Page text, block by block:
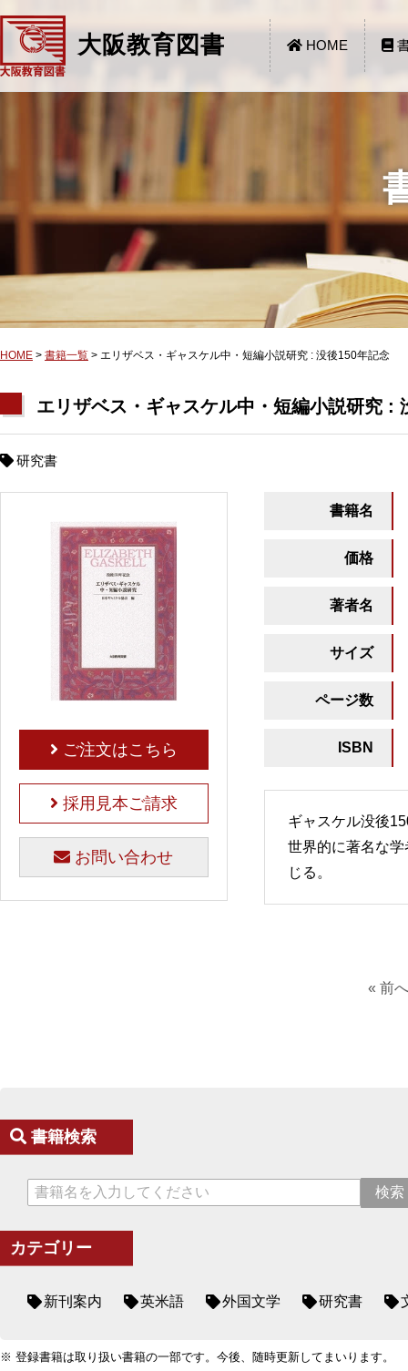
大阪教育図書 HOME
HOME > 書籍一覧 > エリザベス・ギャスケル中・短編小説研究 : 没後150年記念
エリザベス・ギャスケル中・短編小説研究 :
研究書
ご注文はこちら
採用見本ご請求
お問い合わせ
書籍名
価格
著者名
サイズ
ページ数
ISBN
ギャスケル没後
世界的に著名な
じる。
« 前へ
書籍検索
カテゴリー
新刊案内 英米語 外国文学 研究書
※ 登録書籍は取り扱い書籍の一部です。今後、随時更新してまいります。